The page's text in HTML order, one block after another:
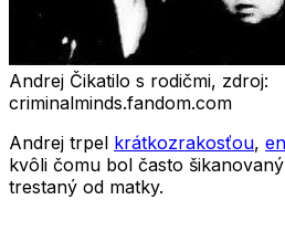
Andrej Čikatilo s rodičmi, zdroj:
criminalminds.fandom.com
Andrej trpel krátkozrakosťou,
kvôli čomu bol často
trestaný od matky.